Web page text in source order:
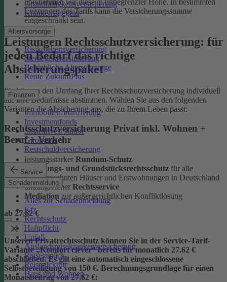
Grundfähigkeitsversicherung
Krankentagegeld
Altersvorsorge
Risikolebensversicherung
Sterbegeldversicherung
Betriebliche Altersvorsorge
Rente ZukunftPlus
Finanzen
Immobilienfinanzierung
Investmentfonds
SmartInvest Junior
Girokonto
Restschuldversicherung
Service
Schadenmeldung
Alles zur Schadenmeldung
Kfz
Rechtsschutz
Haftpflicht
Unfall
Auslandsreisekrankenversicherung
Reisegepäck
Reiserücktritt
Haus und Wohnen
Leistungen des Tarifs kann die Versicherungssumme
eingeschränkt sein.
Leistungen Rechtsschutzversicherung: für
jeden Bedarf das richtige
Absicherungspaket
Sie können den Umfang Ihrer Rechtsschutzversicherung individuell
auf Ihre Bedürfnisse abstimmen. Wählen Sie aus den folgenden
Varianten die Absicherung aus, die zu Ihrem Leben passt:
Rechtsschutzversicherung Privat inkl. Wohnen +
Beruf + Verkehr
leistungsstarker Rundum-Schutz
Wohnungs- und Grundstücksrechtsschutz für alle
selbstbewohnten Häuser und Erstwohnungen in Deutschland
umfangreicher Rechtsservice
Mediation zur außergerichtlichen Konfliktlösung
ab 27,62 €
Unseren Privatrechtsschutz können Sie in der Service-Tarif-
Variante „Komfort clever“ bereits für monatlich 27,62 €
abschließen. Es gilt eine automatisch eingeschlossene
Selbstbeteiligung von 150 €. Berechnungsgrundlage für einen
Monatsbeitrag von 27,62 €: